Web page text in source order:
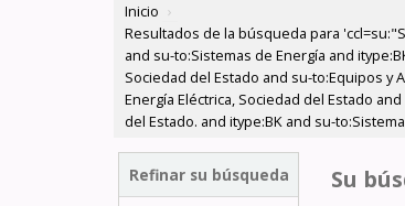
Inicio ›
Resultados de la búsqueda para
and su-to:Sistemas de Energía and
Sociedad del Estado and su-to:Equipos y
Energía Eléctrica, Sociedad del Estado
del Estado. and itype:BK and su-
Refinar su búsqueda Su